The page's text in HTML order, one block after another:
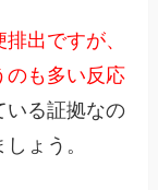
出ですが、
のも多い反応
いる証拠なの
ょう。